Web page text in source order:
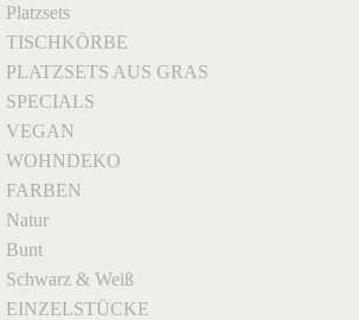
Platzsets
TISCHKÖRBE
PLATZSETS AUS GRAS
SPECIALS
VEGAN
WOHNDEKO
FARBEN
Natur
Bunt
Schwarz & Weiß
EINZELSTÜCKE